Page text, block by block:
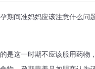
间准妈妈应该注意什么问
这一时期不应该服用药物